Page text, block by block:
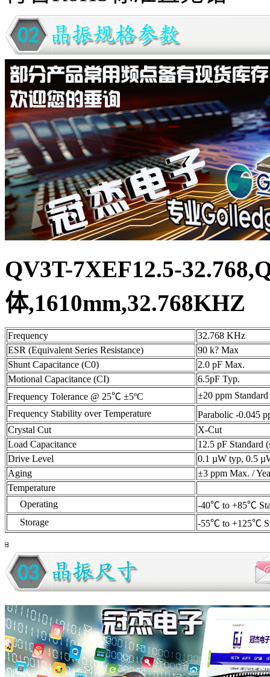
QV3T-7XEF12.5-
体,1610mm,32.768KHZ
Frequency
32.768 KHz
ESR (Equivalent Series Resistance)
90 k? Max
Shunt Capacitance (C0)
2.0 pF Max.
Motional Capacitance (CI)
6.5pF Typ.
Frequency Tolerance @ 25℃ ±5ºC
±20 ppm Standard
Frequency Stability over Temperature
Parabolic -0.045
Crystal Cut
X-Cut
Load Capacitance
12.5 pF Standard
Drive Level
0.1 µW typ, 0.5
Aging
±3 ppm Max. /
Temperature
Operating
-40℃ to +85℃
Storage
-55℃ to +125℃